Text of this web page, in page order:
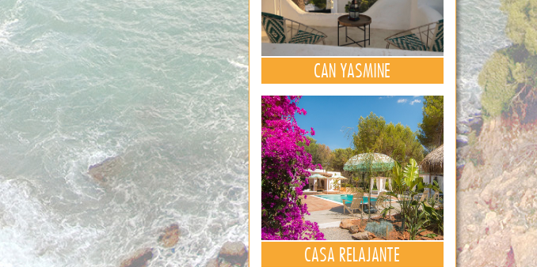
CAN YASMINE
CASA RELAJANTE